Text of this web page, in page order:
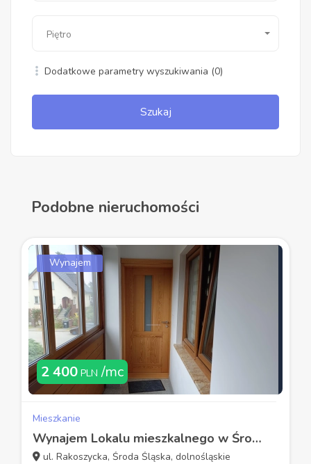
Piętro
Dodatkowe parametry wyszukiwania (0)
Szukaj
Podobne nieruchomości
Wynajem
2 400 PLN /mc
Mieszkanie
Wynajem Lokalu mieszkalnego w Środzie Śląskiej.
ul. Rakoszycka, Środa Śląska, dolnośląskie